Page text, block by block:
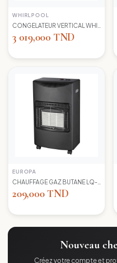
WHIRLPOOL
3 019,000 TND
EUROPA
209,000 TND
Nouveau
Créez votre compte et